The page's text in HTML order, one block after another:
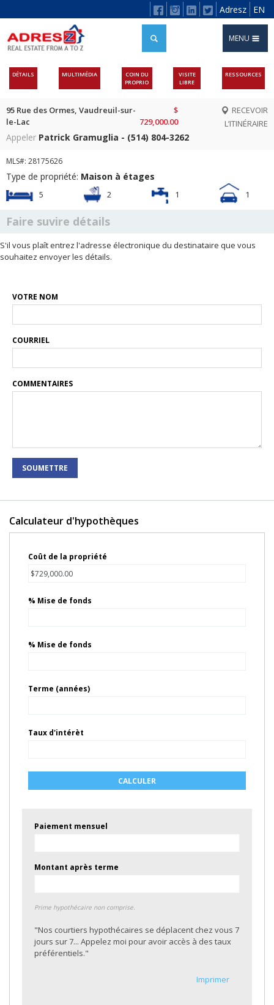
Adresz EN
MENU
DÉTAILS MULTIMÉDIA
COIN DU
PROPRIO
VISITE
LIBRE
RESSOURCES
95 Rue des Ormes, Vaudreuil-sur-
le-Lac
$
729,000.00
RECEVOIR
L’ITINÉRAIRE
Appeler Patrick Gramuglia - (514) 804-3262
MLS#: 28175626
Type de propriété: Maison à étages
5 2 1 1
Faire suvire détails
S'il vous plaît entrez l'adresse électronique du destinataire que vous
souhaitez envoyer les détails.
VOTRE NOM
COURRIEL
COMMENTAIRES
SOUMETTRE
Calculateur d'hypothèques
Coût de la propriété
% Mise de fonds
% Mise de fonds
Terme (années)
Taux d'intérèt
CALCULER
Paiement mensuel
Montant après terme
Prime hypothécaire non comprise.
"Nos courtiers hypothécaires se déplacent chez vous 7
jours sur 7... Appelez moi pour avoir accès à des taux
préférentiels."
Imprimer